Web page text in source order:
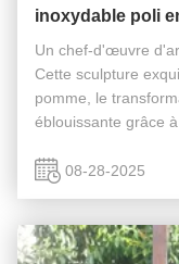
inoxydable poli
Un chef-d'œuvre
Cette sculpture
pomme, le
éblouissante grâce
sculpture est non
08-28-2025